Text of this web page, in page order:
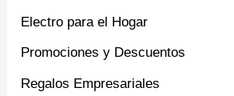
Electro para el Hogar
Promociones y Descuentos
Regalos Empresariales